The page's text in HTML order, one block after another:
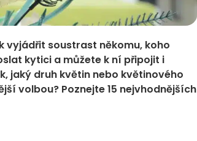
vyjádřit soustrast někomu, koho
kytici a můžete k ní připojit i
jaký druh květin nebo květinového
volbou? Poznejte 15 nejvhodnějších